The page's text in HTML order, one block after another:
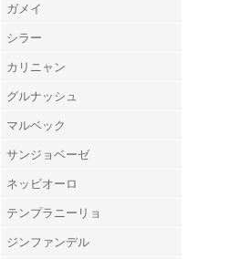
ガメイ
シラー
カリニャン
グルナッシュ
マルベック
サンジョベーゼ
ネッビオーロ
テンプラニーリョ
ジンファンデル